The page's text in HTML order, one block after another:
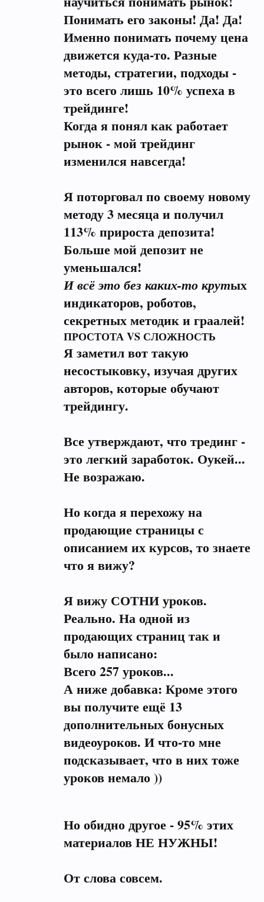
Понимать его законы! Да! Да!
Именно понимать почему цена
движется куда-то. Разные
методы, стратегии, подходы -
это всего лишь 10% успеха в
трейдинге!
Когда я понял как работает
рынок - мой трейдинг
изменился навсегда!
Я поторговал по своему новому
методу 3 месяца и получил
113% прироста депозита!
Больше мой депозит не
уменьшался!
И всё это без каких-то крутых
индикаторов, роботов,
секретных методик и граалей!
ПРОСТОТА VS СЛОЖНОСТЬ
Я заметил вот такую
несостыковку, изучая других
авторов, которые обучают
трейдингу.
Все утверждают, что трединг -
это легкий заработок. Оукей...
Не возражаю.
Но когда я перехожу на
продающие страницы с
описанием их курсов, то знаете
что я вижу?
Я вижу СОТНИ уроков.
Реально. На одной из
продающих страниц так и
было написано:
Всего 257 уроков...
А ниже добавка: Кроме этого
вы получите ещё 13
дополнительных бонусных
видеоуроков. И что-то мне
подсказывает, что в них тоже
уроков немало ))
Но обидно другое - 95% этих
материалов НЕ НУЖНЫ!
От слова совсем.